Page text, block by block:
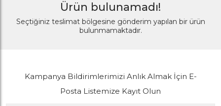
Ürün bulunamadı!
Seçtiğiniz teslimat bölgesine gönderim yapılan bir ürün
bulunmamaktadır.
Kampanya Bildirimlerimizi Anlık Almak İçin E-
Posta Listemize Kayıt Olun